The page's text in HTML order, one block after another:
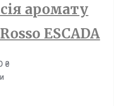
аромату
ESCADA
₴